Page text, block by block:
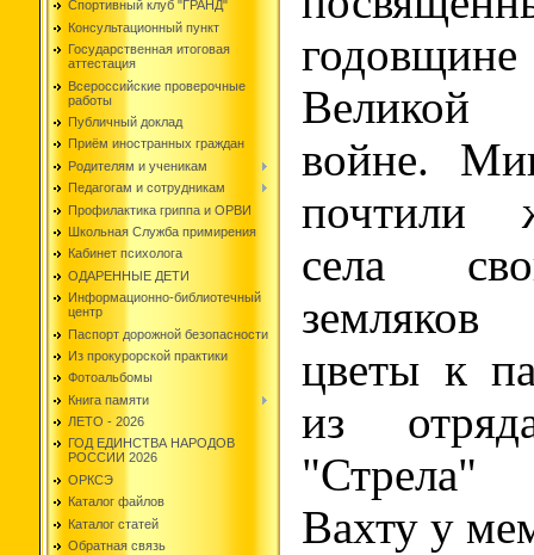
Спортивный клуб "ГРАНД"
Консультационный пункт
Государственная итоговая
аттестация
Всероссийские проверочные
работы
Публичный доклад
Приём иностранных граждан
Родителям и ученикам
Педагогам и сотрудникам
Профилактика гриппа и ОРВИ
Школьная Служба примирения
Кабинет психолога
ОДАРЕННЫЕ ДЕТИ
Информационно-библиотечный
центр
Паспорт дорожной безопасности
Из прокурорской практики
Фотоальбомы
Книга памяти
ЛЕТО - 2026
ГОД ЕДИНСТВА НАРОДОВ
РОССИИ 2026
ОРКСЭ
Каталог файлов
Каталог статей
Обратная связь
Великой
войне.
почтили
села
цветы к
из
"Стрела"
Вахту у